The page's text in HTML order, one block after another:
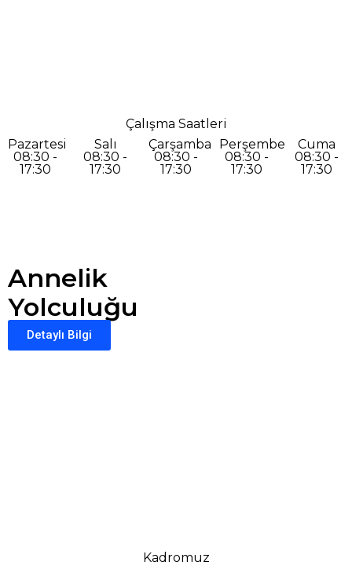
Çalışma Saatleri
Pazartesi
08:30 -
17:30
Salı
08:30 -
17:30
Çarşamba
08:30 -
17:30
Perşembe
08:30 -
17:30
Cuma
08:30 -
17:30
Annelik
Yolculuğu
Detaylı Bilgi
Kadromuz